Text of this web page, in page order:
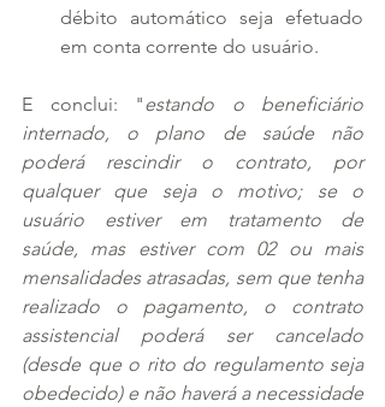
débito automático seja efetuado
em conta corrente do usuário.
E conclui: "estando o beneficiário
internado, o plano de saúde não
poderá rescindir o contrato, por
qualquer que seja o motivo; se o
usuário estiver em tratamento de
saúde, mas estiver com 02 ou mais
mensalidades atrasadas, sem que tenha
realizado o pagamento, o contrato
assistencial poderá ser cancelado
(desde que o rito do regulamento seja
obedecido) e não haverá a necessidade